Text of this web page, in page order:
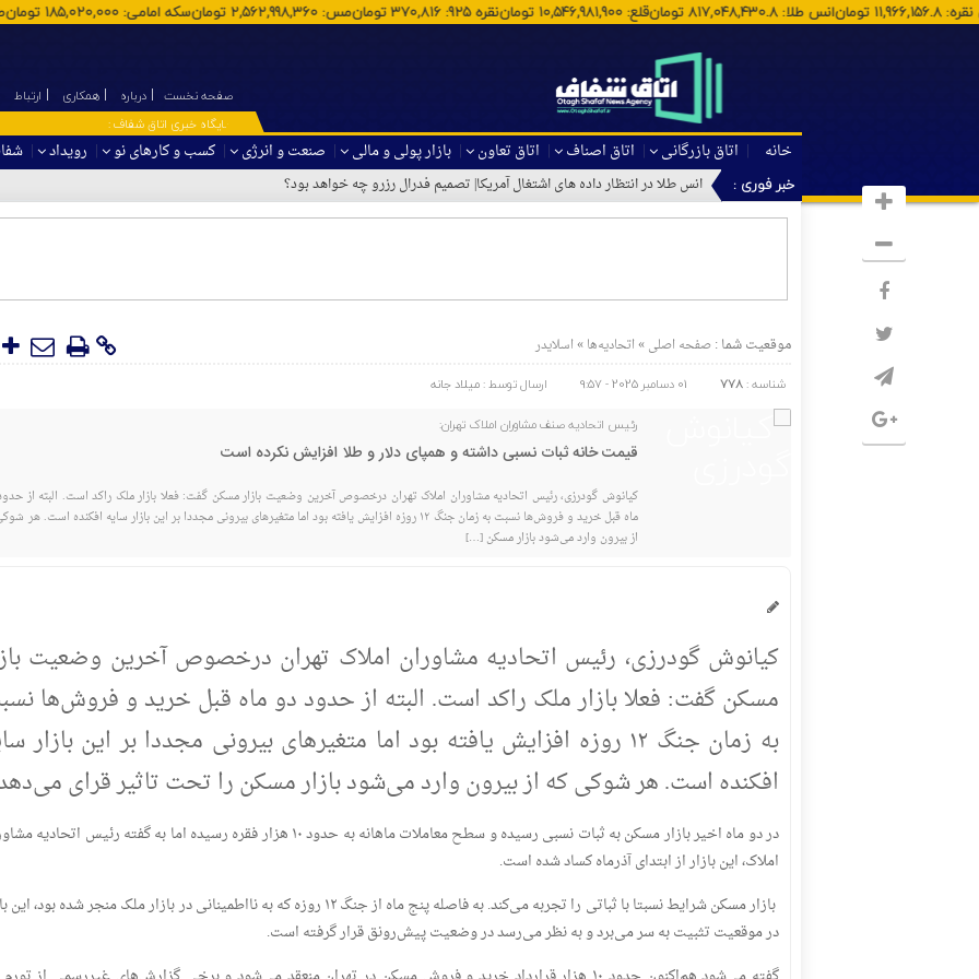
سکه امامی:
185,020,000 مس:
2,562,998,360تومان نقره 925 :
370,816تومان قلع:
10,546,981,900تومان انس طلا:
817,048,430.8تومان نقره:
11,966,156.8تومان
صفحه نخست درباره همکاری
ارتباط
۞ پایگاه خبری اتاق شفاف :
خانه اتاق بازرگانی اتاق اصناف اتاق تعاون بازار پولی و مالی صنعت و انرژی کسب و کارهای نو رویداد
خبر فوری : تسهیل در پرد
موقعیت شما :صفحه اصلی»اتحادیه‌ها»اسلایدر
شناسه :778 01 دسامبر 2025 - 9:57 ارسال توسط :میلاد جانه
رئیس اتحادیه صنف مشاوران املاک تهران:
قیمت خانه ثبات نسبی داشته و همپای دلار و طلا افزایش نکرده است
کیانوش گودرزی، رئیس اتحادیه مشاوران املاک تهران درخصوص آخرین وضعیت بازار مسکن گفت: فعلا بازار ملک راکد است. البته از
ماه قبل خرید و فروش‌ها نسبت به زمان جنگ ۱۲ روزه افزایش یافته بود اما متغیرهای بیرونی مجددا بر این بازار سایه افکنده است. هر
از بیرون وارد می‌شود بازار مسکن […]
کیانوش گودرزی، رئیس اتحادیه مشاوران املاک تهران درخصوص آخرین وضعیت
مسکن گفت: فعلا بازار ملک راکد است. البته از حدود دو ماه قبل خرید و فروش‌ها
به زمان جنگ ۱۲ روزه افزایش یافته بود اما متغیرهای بیرونی مجددا بر این بازار
افکنده است. هر شوکی که از بیرون وارد می‌شود بازار مسکن را تحت تاثیر قرای
در دو ماه اخیر بازار مسکن به ثبات نسبی رسیده و سطح معاملات ماهانه به حدود ۱۰ هزار فقره رسیده اما به گفته رئیس
املاک، این بازار از ابتدای آذرماه کساد شده است.
بازار مسکن شرایط نسبتا با ثباتی را تجربه می‌کند. به فاصله پنج ماه از جنگ ۱۲ روزه که به نااطمینانی در بازار ملک منجر شده بود،
در موقعیت تثبیت به سر می‌برد و به نظر می‌رسد در وضعیت پیش‌رونق قرار گرفته است.